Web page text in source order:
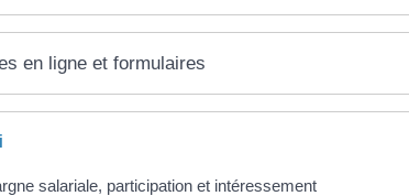
en ligne et formulaires
salariale, participation et intéressement